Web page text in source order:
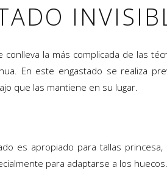
conlleva la más complicada de las
En este engastado se realiza
que las mantiene en su lugar.
es apropiado para tallas
para adaptarse a los huecos.